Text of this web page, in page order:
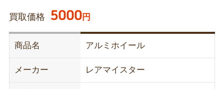
買取価格 5000円
商品名 アルミホイール
メーカー レアマイスター